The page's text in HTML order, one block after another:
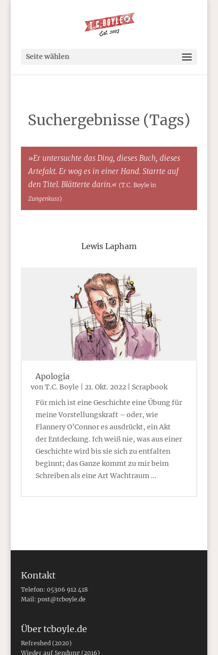
Seite wählen
Suchergebnisse (Tags)
»Er untersuchte das Ding, dieses Buch, dieses
Artefakt. Er wog es in einer Hand. Starrte auf
den Titel. Blätterte darin.« (T.C. Boyle in
Zungenkuss)
Lewis Lapham
Apologia
von T.C. Boyle 21. Okt. 2022| Scrapbook
Für mich ist eine Geschichte eine Übung für
meine Vorstellungskraft – oder, wie
Flannery O’Connor es ausdrückt, ein Akt
der Entdeckung. Ich weiß nie, was aus einer
Geschichte wird bis sie sich zu entfalten
beginnt; das Ganze kommt zu mir beim
Schreiben als eine Art Wachtraum …
Kontakt
Telefon: 05306 912 418
Mail: post@tcboyle.de
Über tcboyle.de
Refreshed (2020)
Wieder auf Sendung (2016)